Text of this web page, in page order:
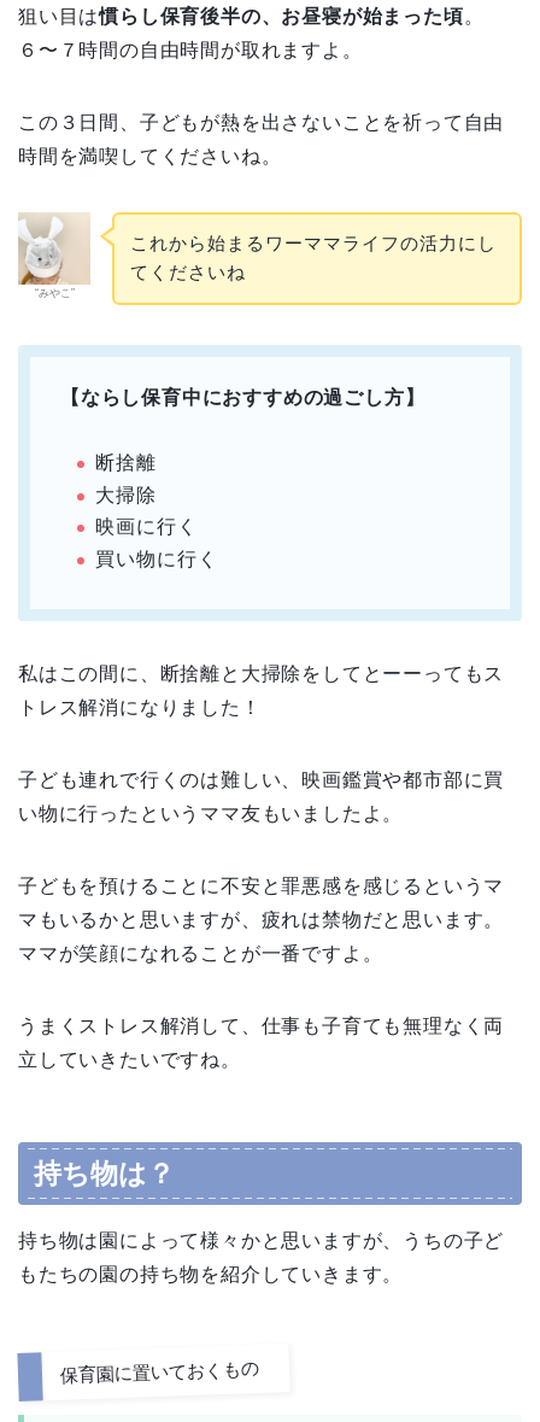
狙い目は慣らし保育後半の、お昼寝が始まった頃。
６〜７時間の自由時間が取れますよ。
この３日間、子どもが熱を出さないことを祈って自由
時間を満喫してくださいね。
“みやこ”
これから始まるワーママライフの活力にし
てくださいね
【ならし保育中におすすめの過ごし方】
断捨離
大掃除
映画に行く
買い物に行く
私はこの間に、断捨離と大掃除をしてとーーってもス
トレス解消になりました！
子ども連れで行くのは難しい、映画鑑賞や都市部に買
い物に行ったというママ友もいましたよ。
子どもを預けることに不安と罪悪感を感じるというマ
マもいるかと思いますが、疲れは禁物だと思います。
ママが笑顔になれることが一番ですよ。
うまくストレス解消して、仕事も子育ても無理なく両
立していきたいですね。
持ち物は？
持ち物は園によって様々かと思いますが、うちの子ど
もたちの園の持ち物を紹介していきます。
保育園に置いておくもの